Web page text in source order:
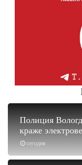
сегодня
Полиция
краже